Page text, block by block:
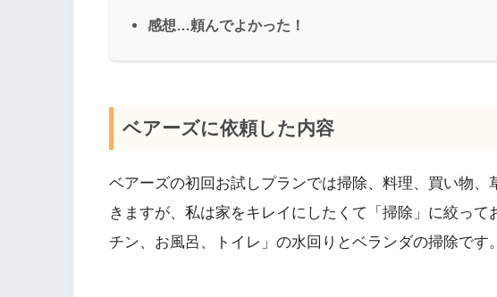
感想…頼んでよかった！
ベアーズに依頼した内容
ベアーズの初回お試しプランでは掃除、料理、買い物
きますが、私は家をキレイにしたくて「掃除」に絞って
チン、お風呂、トイレ」の水回りとベランダの掃除です。